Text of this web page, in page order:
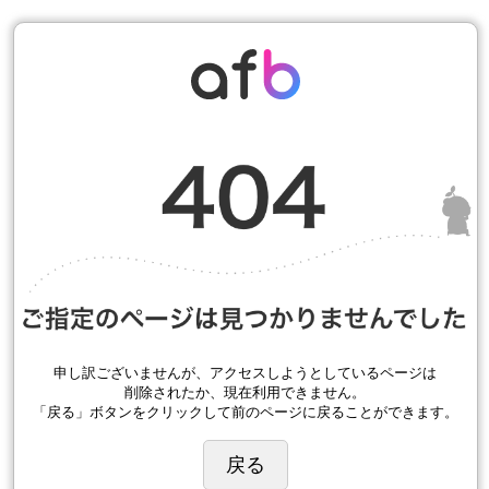
申し訳ございませんが、アクセスしようとしているページは
削除されたか、現在利用できません。
「戻る」ボタンをクリックして前のページに戻ることができます。
戻る